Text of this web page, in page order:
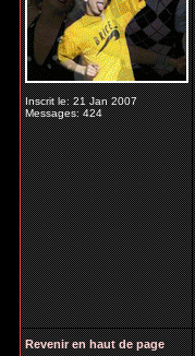
Inscrit le: 21 Jan 2007
Messages: 424
Revenir en haut de page